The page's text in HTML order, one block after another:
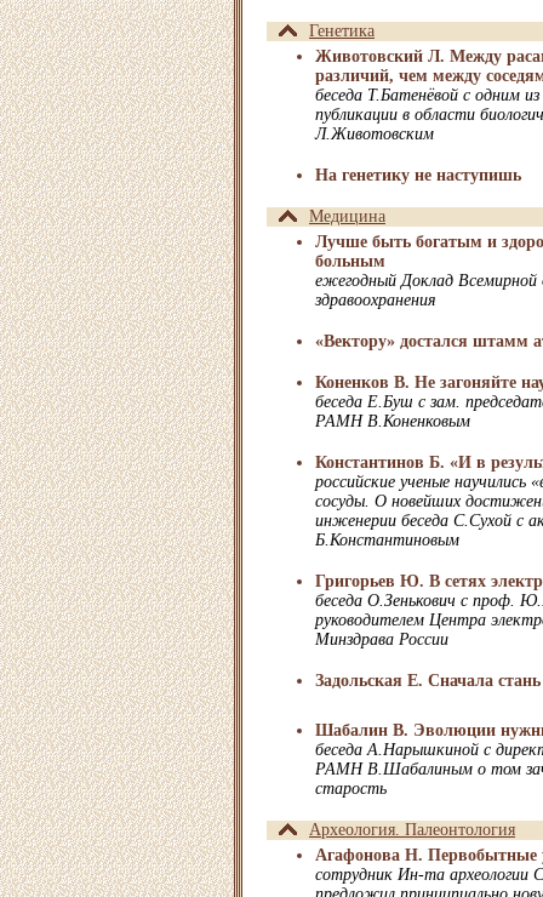
Генетика
Животовский Л. Между
различий, чем между
беседа Т.Батенёвой с одним
публикации в области
Л.Животовским
На генетику не наступишь
Медицина
Лучше быть богатым и
больным
ежегодный Доклад Всемирной
здравоохранения
«Вектору» достался штамм
Коненков В. Не загоняйте
беседа Е.Буш с зам.
РАМН В.Коненковым
Константинов Б. «И в
российские ученые научились
сосуды. О новейших
инженерии беседа C.Сухой с
Б.Константиновым
Григорьев Ю. В сетях
беседа О.Зенькович с проф.
руководителем Центра
Минздрава России
Задольская Е. Сначала
Шабалин В. Эволюции
беседа А.Нарышкиной с
РАМН В.Шабалиным о том
старость
Археология. Палеонтология
Агафонова Н. Первобытные
сотрудник Ин-та